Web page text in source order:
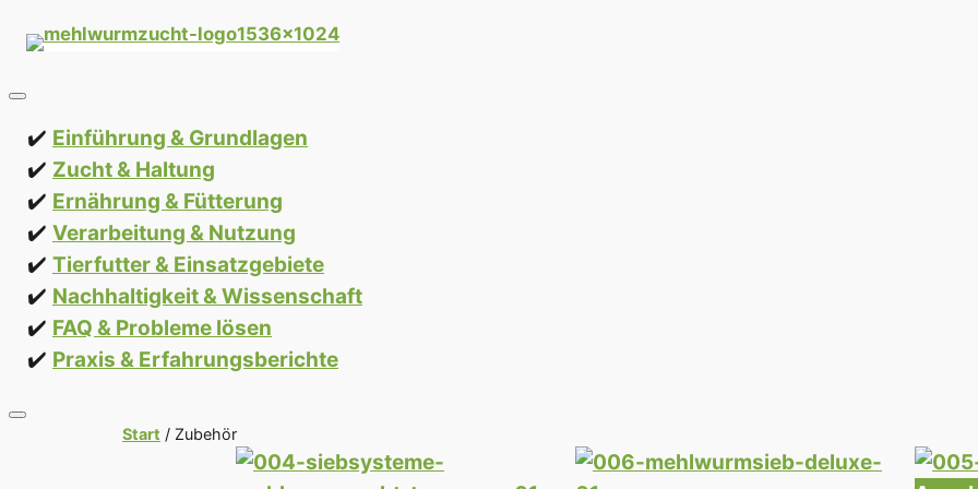
Inhalt
Einführung & Grundlagen
Zucht & Haltung
Ernährung & Fütterung
Verarbeitung & Nutzung
Tierfutter & Einsatzgebiete
Nachhaltigkeit & Wissenschaft
FAQ & Probleme lösen
Praxis & Erfahrungsberichte
Start / Zubehör